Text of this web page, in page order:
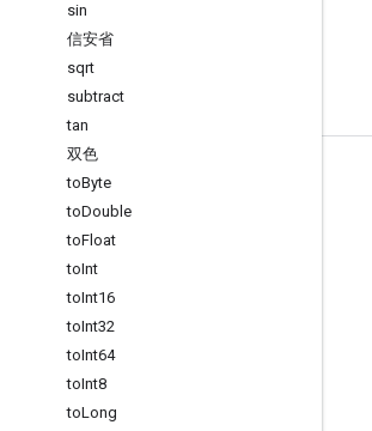
sin
信安省
sqrt
subtract
tan
双色
toByte
toDouble
toFloat
toInt
toInt16
toInt32
toInt64
toInt8
toLong
互动
Google Developer Program
Google Developer Groups
Google Developer Experts
Accelerators
Google Cloud & NVIDIA